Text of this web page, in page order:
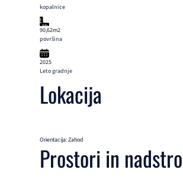
kopalnice
90,62m2
površina
2025
Leto gradnje
Lokacija
Orientacija: Zahod
Prostori in